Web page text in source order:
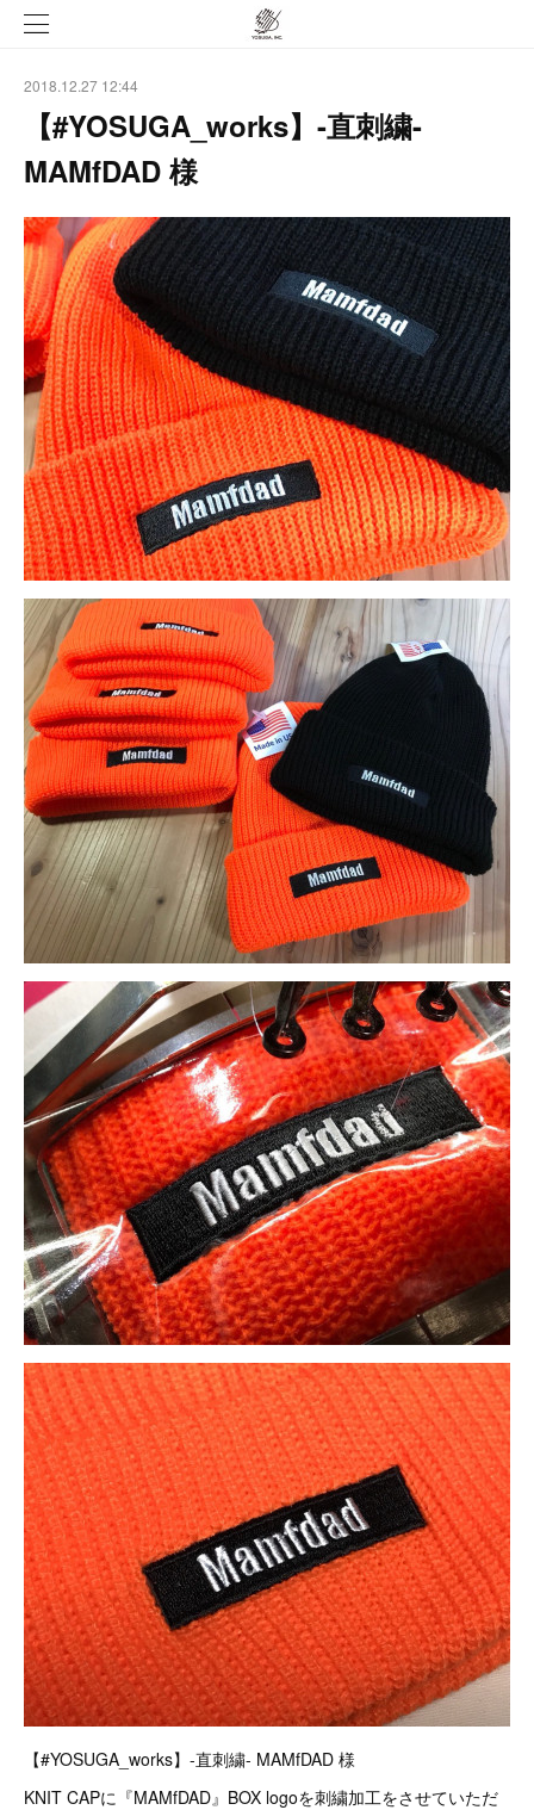
2018.12.27 12:44
【#YOSUGA_works】-直刺繍-
MAMfDAD 様
【#YOSUGA_works】-直刺繍- MAMfDAD 様
KNIT CAPに『MAMfDAD』BOX logoを刺繍加工をさせていただ